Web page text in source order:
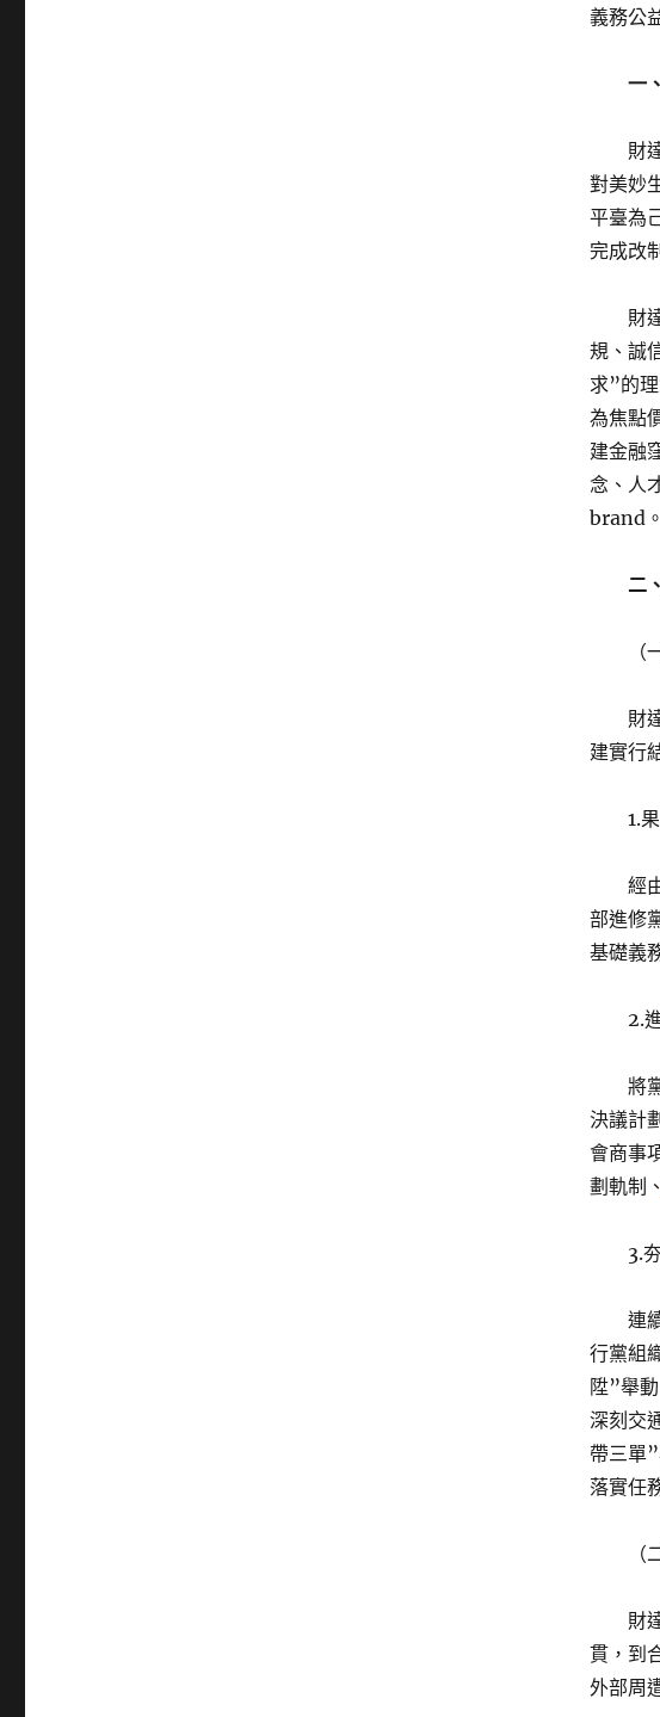
義務公
一
財
對美妙
平臺為
完成改
財
規、誠
求”的
為焦點
建金融
念、人
brand。
二
財
建實行
1.
經
部進修
基礎義
2.
將
決議計
會商事
劃軌制
3.
連
行黨組
陞”舉
深刻交
帶三單
落實任
財
貫，到
外部周